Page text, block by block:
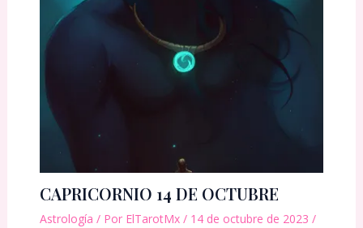
CAPRICORNIO 14 DE OCTUBRE
Astrología / Por ElTarotMx / 14 de octubre de 2023 /